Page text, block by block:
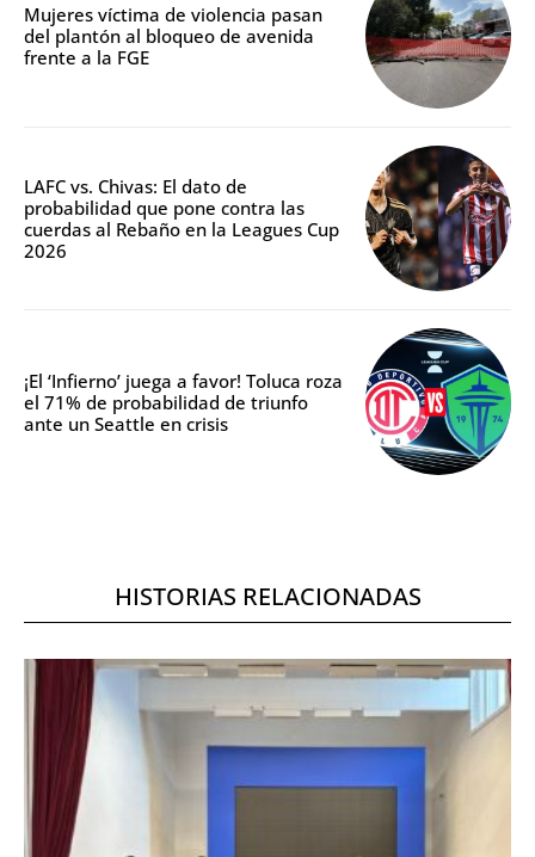
Mujeres víctima de violencia pasan
del plantón al bloqueo de avenida
frente a la FGE
LAFC vs. Chivas: El dato de
probabilidad que pone contra las
cuerdas al Rebaño en la Leagues Cup
2026
¡El ‘Infierno’ juega a favor! Toluca roza
el 71% de probabilidad de triunfo
ante un Seattle en crisis
HISTORIAS RELACIONADAS